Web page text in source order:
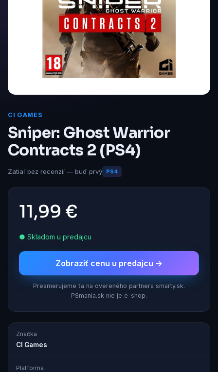
CI GAMES
Sniper: Ghost Warrior
Contracts 2 (PS4)
Zatiaľ bez recenzií — buď prvý PS4
11,99 €
● Skladom u predajcu
Zobraziť cenu u predajcu →
Presmerujeme ťa na overeného partnera smarty.sk.
PSmania.sk nie je e-shop.
Značka
CI Games
Platforma